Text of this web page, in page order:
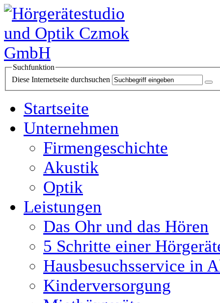
Suchfunktion
Diese Internetseite durchsuchen
Startseite
Unternehmen
Firmengeschichte
Akustik
Optik
Leistungen
Das Ohr und das Hören
5 Schritte einer
Hausbesuchsservice in
Kinderversorgung